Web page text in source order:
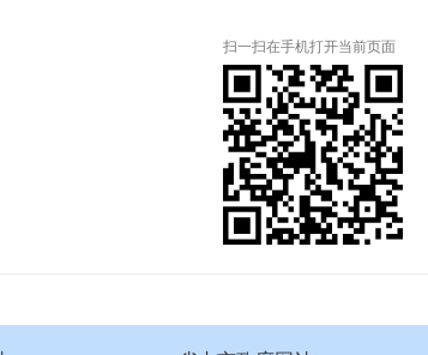
扫一扫在手机打开当前页面